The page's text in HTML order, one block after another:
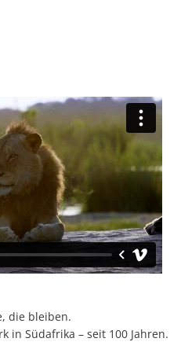
die bleiben.
in Südafrika – seit 100 Jahren.